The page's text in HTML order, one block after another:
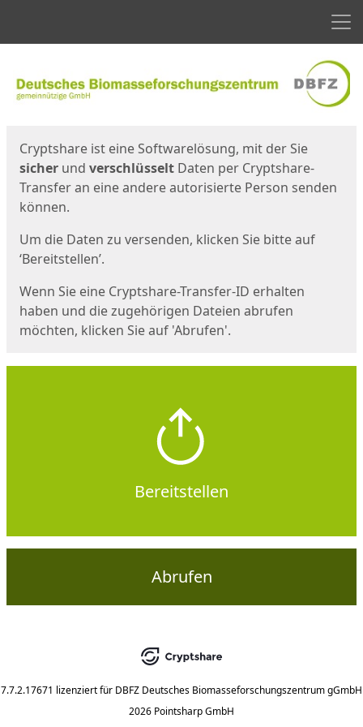
Cryptshare ist eine Softwarelösung, mit der Sie
sicher und verschlüsselt Daten per Cryptshare-
Transfer an eine andere autorisierte Person senden
können.
Um die Daten zu versenden, klicken Sie bitte auf
‘Bereitstellen’.
Wenn Sie eine Cryptshare-Transfer-ID erhalten
haben und die zugehörigen Dateien abrufen
möchten, klicken Sie auf 'Abrufen'.
Bereitstellen
Abrufen
7.7.2.17671 lizenziert für DBFZ Deutsches Biomasseforschungszentrum gGmbH
2026 Pointsharp GmbH